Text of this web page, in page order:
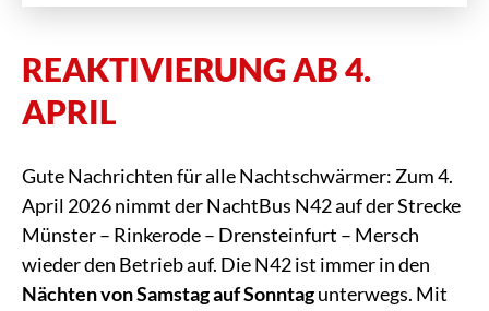
REAKTIVIERUNG AB 4.
APRIL
Gute Nachrichten für alle Nachtschwärmer: Zum 4.
April 2026 nimmt der NachtBus N42 auf der Strecke
Münster – Rinkerode – Drensteinfurt – Mersch
wieder den Betrieb auf. Die N42 ist immer in den
Nächten von Samstag auf Sonntagunterwegs. Mit